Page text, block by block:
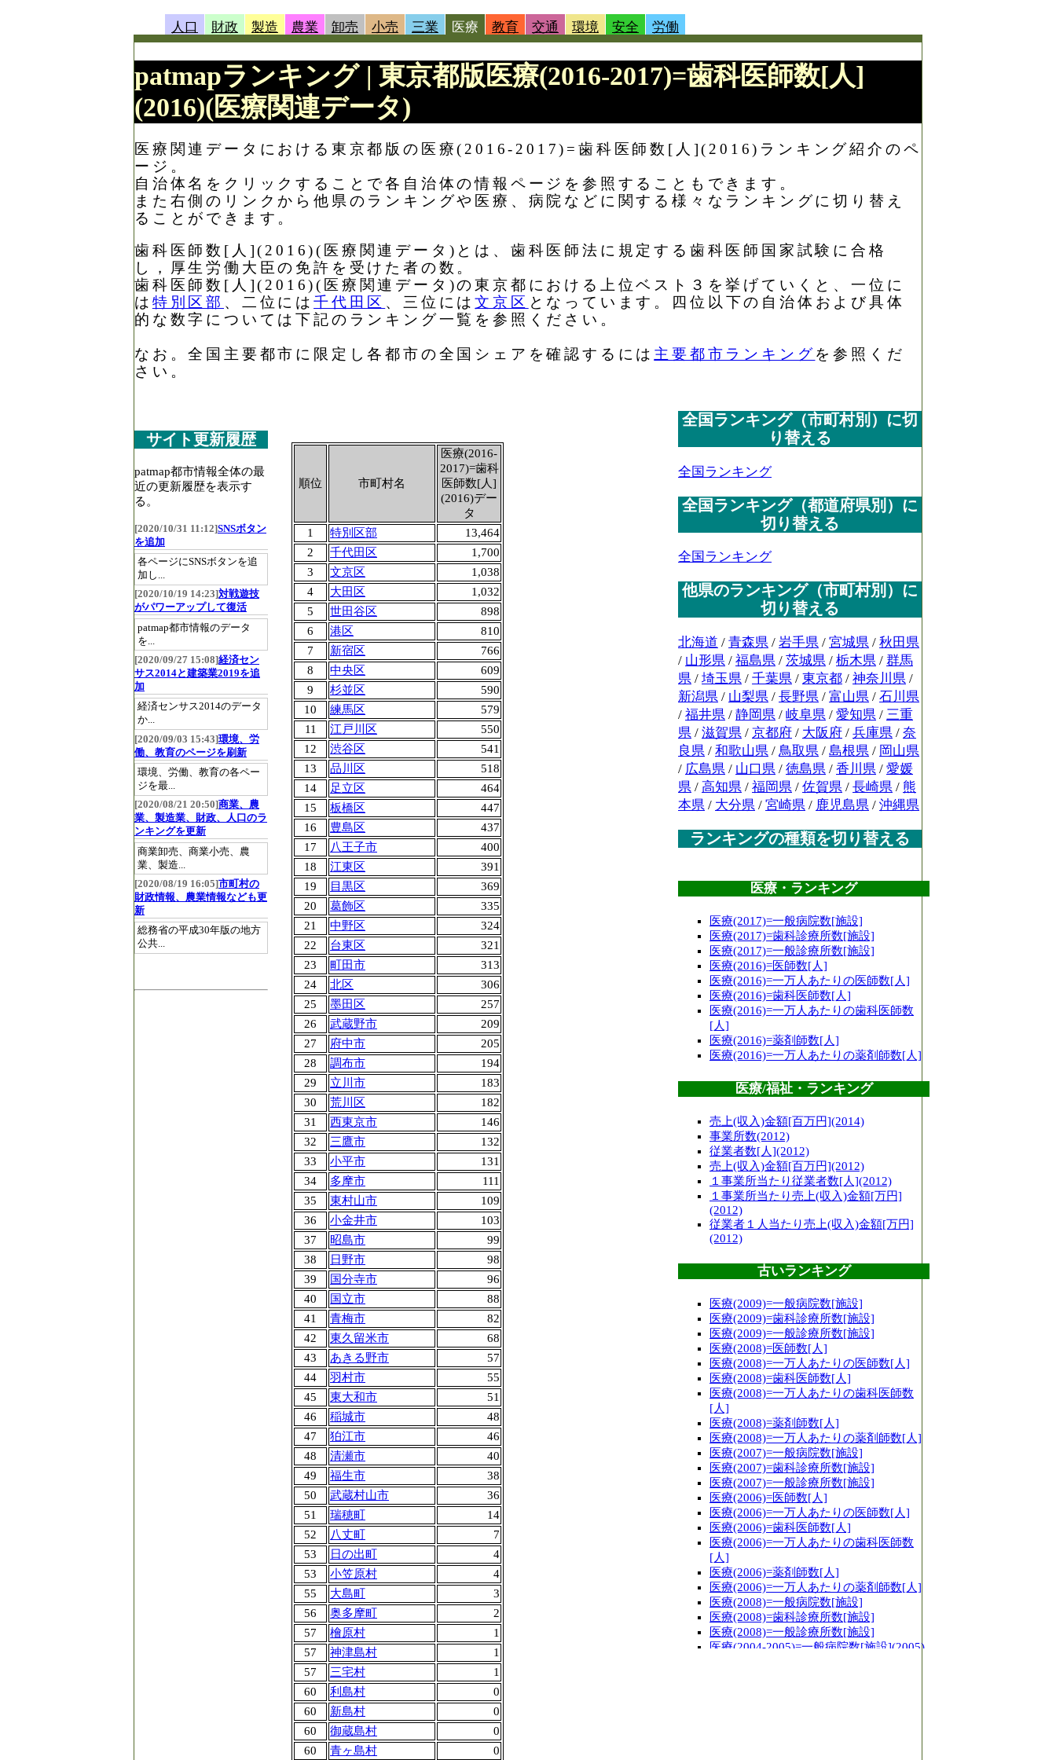
人口 財政 製造 農業 卸売 小売 三業 医療 教育 交通 環境 安全 労働
patmapランキング | 東京都版医療(2016-2017)=歯科医師数[人]
(2016)(医療関連データ)
医療関連データにおける東京都版の医療(2016-2017)=歯科医師数[人](2016)ランキング紹介のペ
ージ。
自治体名をクリックすることで各自治体の情報ページを参照することもできます。
また右側のリンクから他県のランキングや医療、病院などに関する様々なランキングに切り替え
ることができます。
歯科医師数[人](2016)(医療関連データ)とは、歯科医師法に規定する歯科医師国家試験に合格
し，厚生労働大臣の免許を受けた者の数。
歯科医師数[人](2016)(医療関連データ)の東京都における上位ベスト３を挙げていくと、一位に
は 特別区部 、二位には千代田区 、三位には文京区 となっています。四位以下の自治体および具体
的な数字については下記のランキング一覧を参照ください。
なお。全国主要都市に限定し各都市の全国シェアを確認するには 主要都市ランキングを参照くだ
さい。
順位 市町村名
医療(2016-
2017)=歯科
医師数[人]
(2016)デー
タ
1
特別区部
13,464
2
千代田区
1,700
3
文京区
1,038
4
大田区
1,032
5
世田谷区
898
6
港区
810
7
新宿区
766
8
中央区
609
9
杉並区
590
10
練馬区
579
11
江戸川区
550
12
渋谷区
541
13
品川区
518
14
足立区
464
15
板橋区
447
16
豊島区
437
17
八王子市
400
18
江東区
391
19
目黒区
369
20
葛飾区
335
21
中野区
324
22
台東区
321
23
町田市
313
24
北区
306
25
墨田区
257
26
武蔵野市
209
27
府中市
205
28
調布市
194
29
立川市
183
30
荒川区
182
31
西東京市
146
32
三鷹市
132
33
小平市
131
34
多摩市
111
35
東村山市
109
36
小金井市
103
37
昭島市
99
38
日野市
98
39
国分寺市
96
40
国立市
88
41
青梅市
82
42
東久留米市
68
43
あきる野市
57
44
羽村市
55
45
東大和市
51
46
稲城市
48
47
狛江市
46
48
清瀬市
40
49
福生市
38
50
武蔵村山市
36
51
瑞穂町
14
52
八丈町
7
53
日の出町
4
53
小笠原村
4
55
大島町
3
56
奥多摩町
2
57
檜原村
1
57
神津島村
1
57
三宅村
1
60
利島村
0
60
新島村
0
60
御蔵島村
0
60
青ヶ島村 0
サイト更新履歴
patmap都市情報全体の最
近の更新履歴を表示す
る。
[2020/10/31 11:12]SNSボタン
を追加
各ページにSNSボタンを追
加し...
[2020/10/19 14:23]対戦遊技
がパワーアップして復活
patmap都市情報のデータ
を...
[2020/09/27 15:08]経済セン
サス2014と建築業2019を追
加
経済センサス2014のデータ
か...
[2020/09/03 15:43]環境、労
働、教育のページを刷新
環境、労働、教育の各ペー
ジを最...
[2020/08/21 20:50]商業、農
業、製造業、財政、人口のラ
ンキングを更新
商業卸売、商業小売、農
業、製造...
[2020/08/19 16:05]市町村の
財政情報、農業情報なども更
新
総務省の平成30年版の地方
公共...
全国ランキング（市町村別）に切
り替える
全国ランキング
全国ランキング（都道府県別）に
切り替える
全国ランキング
他県のランキング（市町村別）に
切り替える
北海道 / 青森県 / 岩手県 / 宮城県 / 秋田県
/ 山形県 / 福島県 / 茨城県 / 栃木県 / 群馬
県 / 埼玉県 / 千葉県 / 東京都 / 神奈川県 /
新潟県 / 山梨県 / 長野県 / 富山県 / 石川県
/ 福井県 / 静岡県 / 岐阜県 / 愛知県 / 三重
県 / 滋賀県 / 京都府 / 大阪府 / 兵庫県 / 奈
良県 / 和歌山県 / 鳥取県 / 島根県 / 岡山県
/ 広島県 / 山口県 / 徳島県 / 香川県 / 愛媛
県 / 高知県 / 福岡県 / 佐賀県 / 長崎県 / 熊
本県 / 大分県 / 宮崎県 / 鹿児島県 / 沖縄県
ランキングの種類を切り替える
医療・ランキング
医療(2017)=一般病院数[施設]
医療(2017)=歯科診療所数[施設]
医療(2017)=一般診療所数[施設]
医療(2016)=医師数[人]
医療(2016)=一万人あたりの医師数[人]
医療(2016)=歯科医師数[人]
医療(2016)=一万人あたりの歯科医師数
[人]
医療(2016)=薬剤師数[人]
医療(2016)=一万人あたりの薬剤師数[人]
医療/福祉・ランキング
売上(収入)金額[百万円](2014)
事業所数(2012)
従業者数[人](2012)
売上(収入)金額[百万円](2012)
１事業所当たり従業者数[人](2012)
１事業所当たり売上(収入)金額[万円]
(2012)
従業者１人当たり売上(収入)金額[万円]
(2012)
古いランキング
医療(2009)=一般病院数[施設]
医療(2009)=歯科診療所数[施設]
医療(2009)=一般診療所数[施設]
医療(2008)=医師数[人]
医療(2008)=一万人あたりの医師数[人]
医療(2008)=歯科医師数[人]
医療(2008)=一万人あたりの歯科医師数
[人]
医療(2008)=薬剤師数[人]
医療(2008)=一万人あたりの薬剤師数[人]
医療(2007)=一般病院数[施設]
医療(2007)=歯科診療所数[施設]
医療(2007)=一般診療所数[施設]
医療(2006)=医師数[人]
医療(2006)=一万人あたりの医師数[人]
医療(2006)=歯科医師数[人]
医療(2006)=一万人あたりの歯科医師数
[人]
医療(2006)=薬剤師数[人]
医療(2006)=一万人あたりの薬剤師数[人]
医療(2008)=一般病院数[施設]
医療(2008)=歯科診療所数[施設]
医療(2008)=一般診療所数[施設]
医療(2004-2005)=一般病院数[施設](2005)